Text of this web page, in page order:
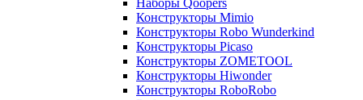
Наборы Qoopers
Конструкторы Mimio
Конструкторы Robo Wunderkind
Конструкторы Picaso
Конструкторы ZOMETOOL
Конструкторы Hiwonder
Конструкторы RoboRobo